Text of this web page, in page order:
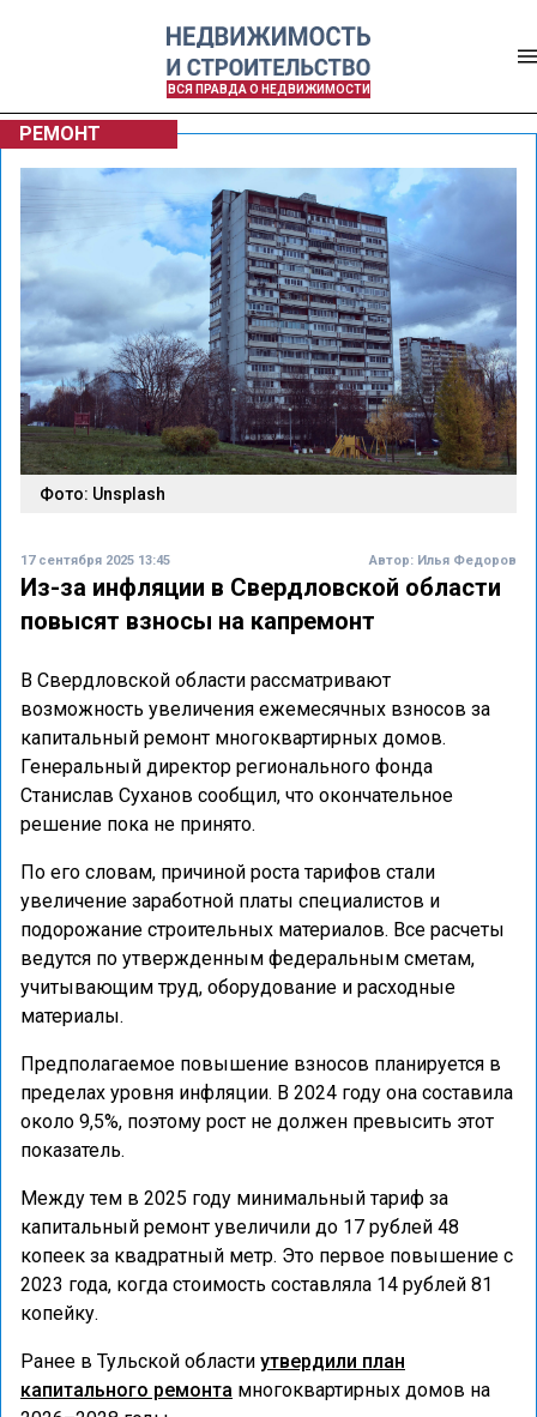
ВСЯ ПРАВДА О НЕДВИЖИМОСТИ
РЕМОНТ
Фото: Unsplash
17 сентября 2025 13:45 Автор: Илья Федоров
Из-за инфляции в Свердловской области
повысят взносы на капремонт
В Свердловской области рассматривают
возможность увеличения ежемесячных взносов за
капитальный ремонт многоквартирных домов.
Генеральный директор регионального фонда
Станислав Суханов сообщил, что окончательное
решение пока не принято.
По его словам, причиной роста тарифов стали
увеличение заработной платы специалистов и
подорожание строительных материалов. Все расчеты
ведутся по утвержденным федеральным сметам,
учитывающим труд, оборудование и расходные
материалы.
Предполагаемое повышение взносов планируется в
пределах уровня инфляции. В 2024 году она составила
около 9,5%, поэтому рост не должен превысить этот
показатель.
Между тем в 2025 году минимальный тариф за
капитальный ремонт увеличили до 17 рублей 48
копеек за квадратный метр. Это первое повышение с
2023 года, когда стоимость составляла 14 рублей 81
копейку.
Ранее в Тульской области утвердили план
капитального ремонта многоквартирных домов на